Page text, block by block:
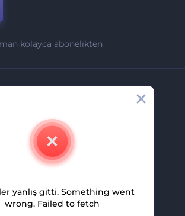
kolayca abonelikten
İletişim
Kariyer
Ortaklık Programı
yanlış gitti. Something went
wrong. Failed to fetch